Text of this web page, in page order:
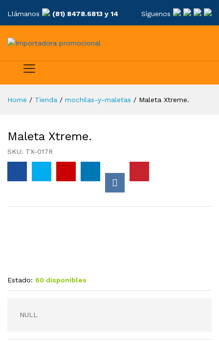
Llámanos (81) 8478.6813 y 14 Síguenos
Home / Tienda / mochilas-y-maletas / Maleta Xtreme.
Maleta Xtreme.
SKU: TX-017R
Estado: 60 disponibles
NULL